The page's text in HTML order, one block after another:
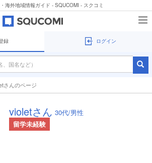
海外地域情報ガイド - SQUCOMI - スクコミ
録 ログイン
さんのページ
violetさん 30代/男性
留学未経験